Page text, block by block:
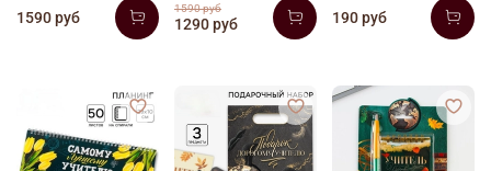
1590 руб
1590 руб
1290 руб 190 руб